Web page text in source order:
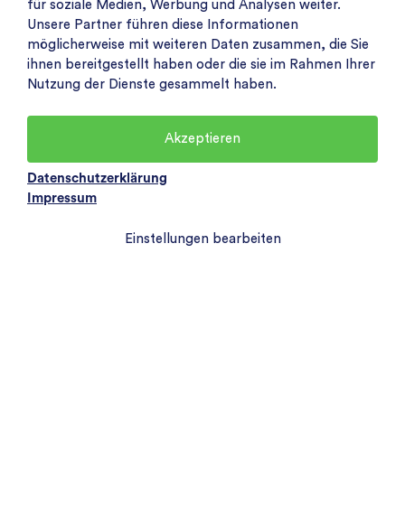
für soziale Medien, Werbung und Analysen weiter.
Unsere Partner führen diese Informationen
möglicherweise mit weiteren Daten zusammen, die Sie
ihnen bereitgestellt haben oder die sie im Rahmen Ihrer
Nutzung der Dienste gesammelt haben.
Akzeptieren
Datenschutzerklärung
Impressum
Einstellungen bearbeiten